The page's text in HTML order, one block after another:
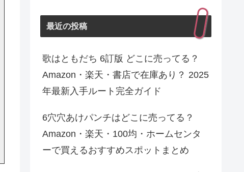
最近の投稿
歌はともだち 6訂版 どこに売ってる？
Amazon・楽天・書店で在庫あり？ 2025
年最新入手ルート完全ガイド
6穴穴あけパンチはどこに売ってる？
Amazon・楽天・100均・ホームセンタ
ーで買えるおすすめスポットまとめ